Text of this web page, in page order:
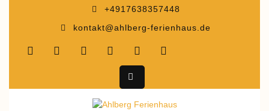
+4917638357448
kontakt@ahlberg-ferienhaus.de